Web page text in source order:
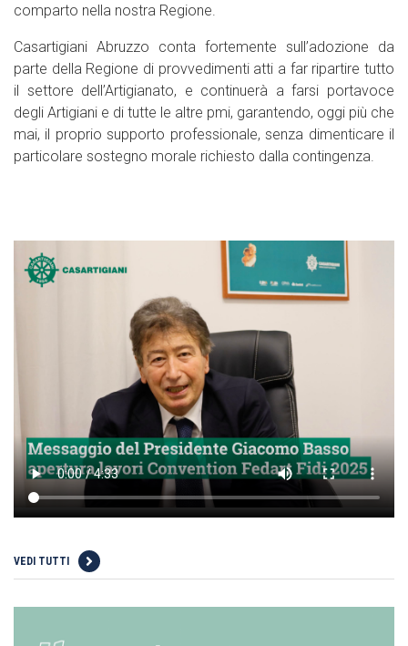
comparto nella nostra Regione.
Casartigiani Abruzzo conta fortemente sull’adozione da
parte della Regione di provvedimenti atti a far ripartire tutto
il settore dell’Artigianato, e continuerà a farsi portavoce
degli Artigiani e di tutte le altre pmi, garantendo, oggi più che
mai, il proprio supporto professionale, senza dimenticare il
particolare sostegno morale richiesto dalla contingenza.
VEDI TUTTI